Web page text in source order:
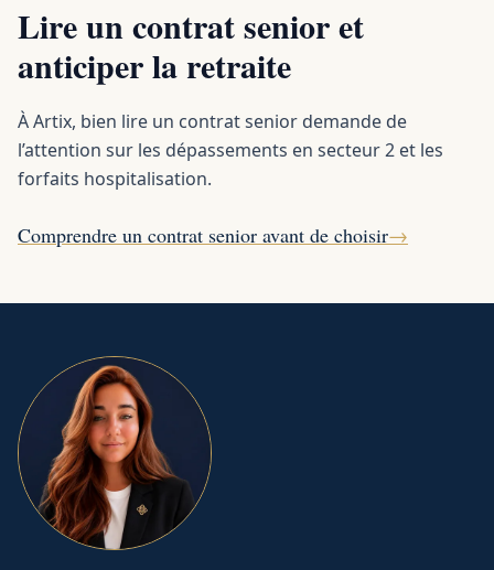
Lire un contrat senior et
anticiper la retraite
À Artix, bien lire un contrat senior demande de
l’attention sur les dépassements en secteur 2 et les
forfaits hospitalisation.
Comprendre un contrat senior avant de choisir→